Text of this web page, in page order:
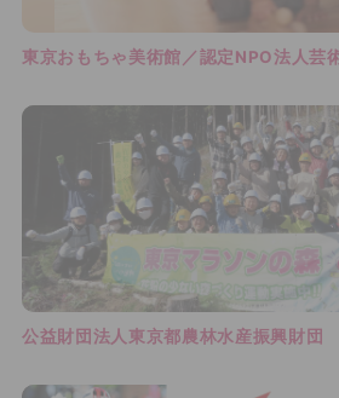
東京おもちゃ美術館／認定NPO法人芸
公益財団法人東京都農林水産振興財団